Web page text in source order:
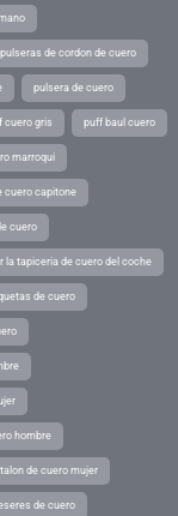
pulseras de cordon de cuero
pulsera de cuero
cuero gris puff baul cuero
marroqui
cuero capitone
cuero
la tapiceria de cuero del coche
de cuero
hombre
de cuero mujer
de cuero